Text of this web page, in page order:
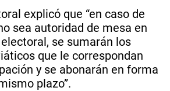
explicó que “en caso de
sea autoridad de mesa en
se sumarán los
que le correspondan
y se abonarán en forma
plazo”.